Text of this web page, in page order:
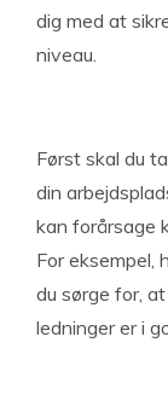
dig med at
niveau.
Først skal du
din
kan forårsage
For eksempel,
du sørge for,
ledninger er i